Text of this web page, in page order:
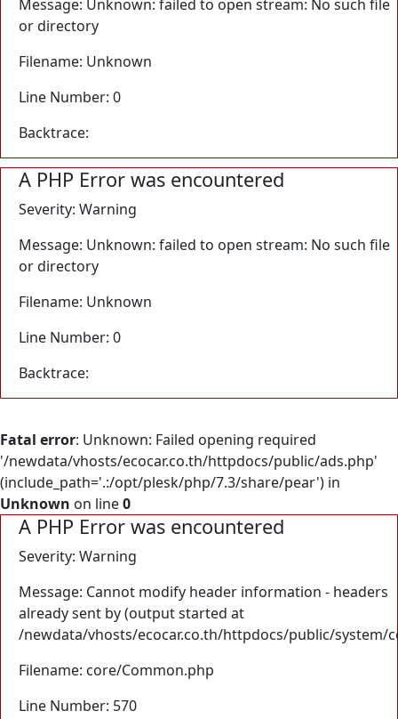
Message: Unknown: failed to open stream: No such file
or directory
Filename: Unknown
Line Number: 0
Backtrace:
A PHP Error was encountered
Severity: Warning
Message: Unknown: failed to open stream: No such file
or directory
Filename: Unknown
Line Number: 0
Backtrace:
Fatal error: Unknown: Failed opening required
'/newdata/vhosts/ecocar.co.th/httpdocs/public/ads.php'
(include_path='.:/opt/plesk/php/7.3/share/pear') in
Unknown on line0
A PHP Error was encountered
Severity: Warning
Message: Cannot modify header information - headers
already sent by (output started at
/newdata/vhosts/ecocar.co.th/httpdocs/public/system/
Filename: core/Common.php
Line Number: 570